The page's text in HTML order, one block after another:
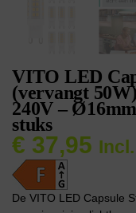
VITO LED
(vervangt
240V –
stuks
€ 37,95
De VITO LED Capsule